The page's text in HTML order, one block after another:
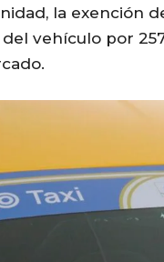
la exención
vehículo por